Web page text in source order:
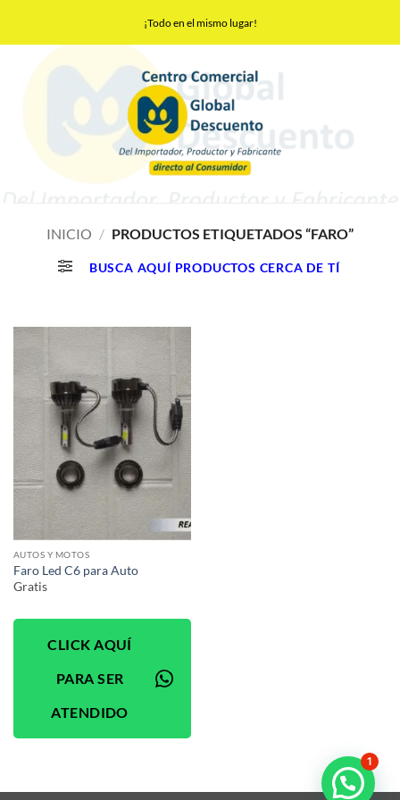
contenido
¡Todo en el mismo lugar!
INICIO / PRODUCTOS ETIQUETADOS “FARO”
AUTOS Y MOTOS
Faro Led C6 para Auto
Gratis
CLICK AQUÍ
PARA SER
ATENDIDO
1